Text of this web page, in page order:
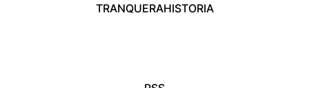
TRANQUERAHISTORIA